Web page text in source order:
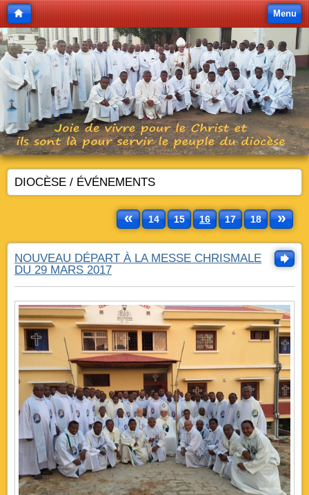
Menu
DIOCÈSE / ÉVÉNEMENTS
« 14 15 16 17 18 »
NOUVEAU DÉPART À LA MESSE CHRISMALE
DU 29 MARS 2017